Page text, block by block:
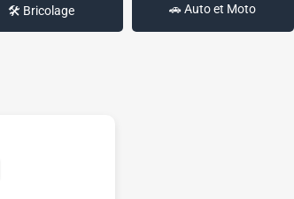
🛠️ Bricolage 🚗 Auto et Moto